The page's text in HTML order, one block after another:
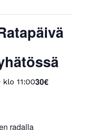
klo 11:0030€
radalla